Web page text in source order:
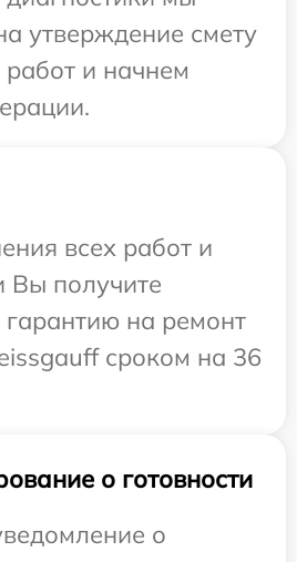
утверждение смету
и начнем
всех работ и
Вы получите
на ремонт
сроком на 36
о готовности
о